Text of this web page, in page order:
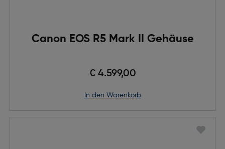
Canon EOS R5 Mark II Gehäuse
€ 4.599,00
in den Warenkorb